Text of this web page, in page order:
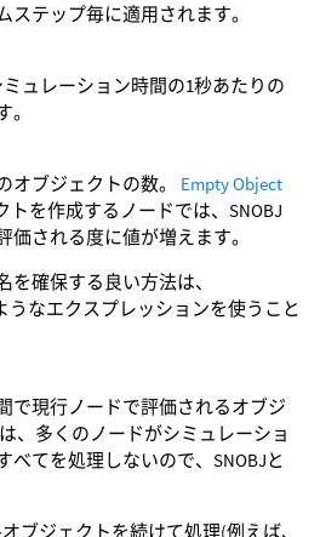
ステップ毎に適用されます。
ミュレーション時間の1秒あたりの
オブジェクトの数。 Empty Object
トを作成するノードでは、SNOBJ
価される度に値が増えます。
を確保する良い方法は、
うなエクスプレッションを使うこと
で現行ノードで評価されるオブジ
、多くのノードがシミュレーショ
べてを処理しないので、SNOBJと
ブジェクトを続けて処理(例えば、